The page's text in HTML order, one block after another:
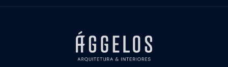
Arquiteto para Projeto Comercial em São Paulo
Arquiteto Comercial
Arquiteto para Reforma de Apartamento
Arquiteto para Reforma Residencial